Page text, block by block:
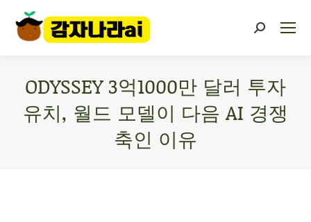
ODYSSEY 3억1000만 달러 투자
유치, 월드 모델이 다음 AI 경쟁
축인 이유